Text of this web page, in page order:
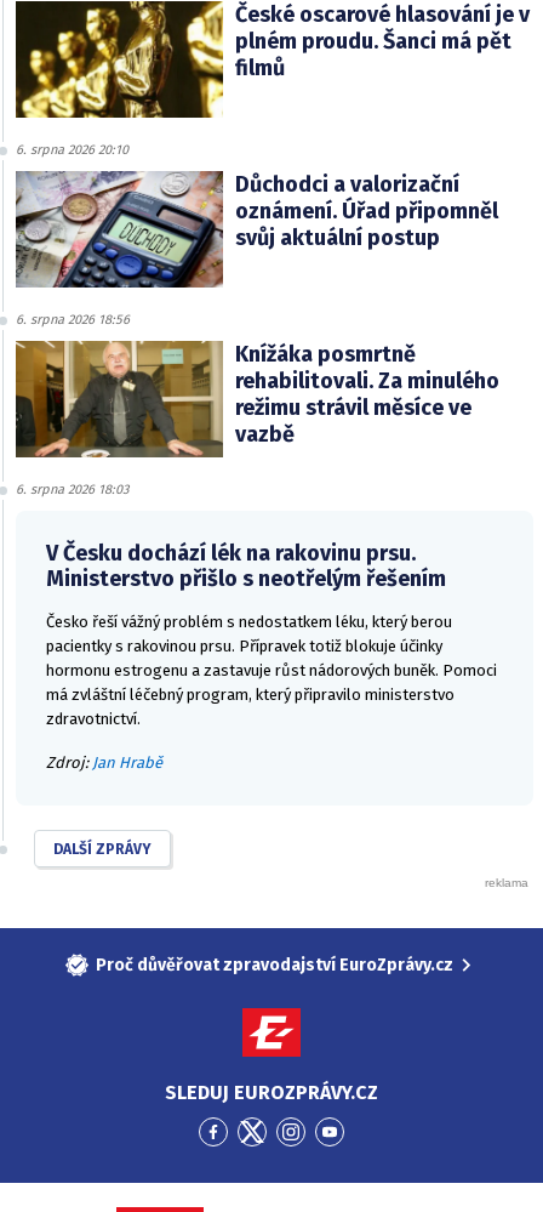
České oscarové hlasování je v
plném proudu. Šanci má pět
filmů
6. srpna 2026 20:10
Důchodci a valorizační
oznámení. Úřad připomněl
svůj aktuální postup
6. srpna 2026 18:56
Knížáka posmrtně
rehabilitovali. Za minulého
režimu strávil měsíce ve
vazbě
6. srpna 2026 18:03
V Česku dochází lék na rakovinu prsu.
Ministerstvo přišlo s neotřelým řešením
Česko řeší vážný problém s nedostatkem léku, který berou
pacientky s rakovinou prsu. Přípravek totiž blokuje účinky
hormonu estrogenu a zastavuje růst nádorových buněk. Pomoci
má zvláštní léčebný program, který připravilo ministerstvo
zdravotnictví.
Zdroj: Jan Hrabě
DALŠÍ ZPRÁVY
Proč důvěřovat zpravodajství EuroZprávy.cz
SLEDUJ EUROZPRÁVY.CZ
Přejít
Facebook
Přejít
Twitter
Přejít
Instagram
Přejít
YouTube